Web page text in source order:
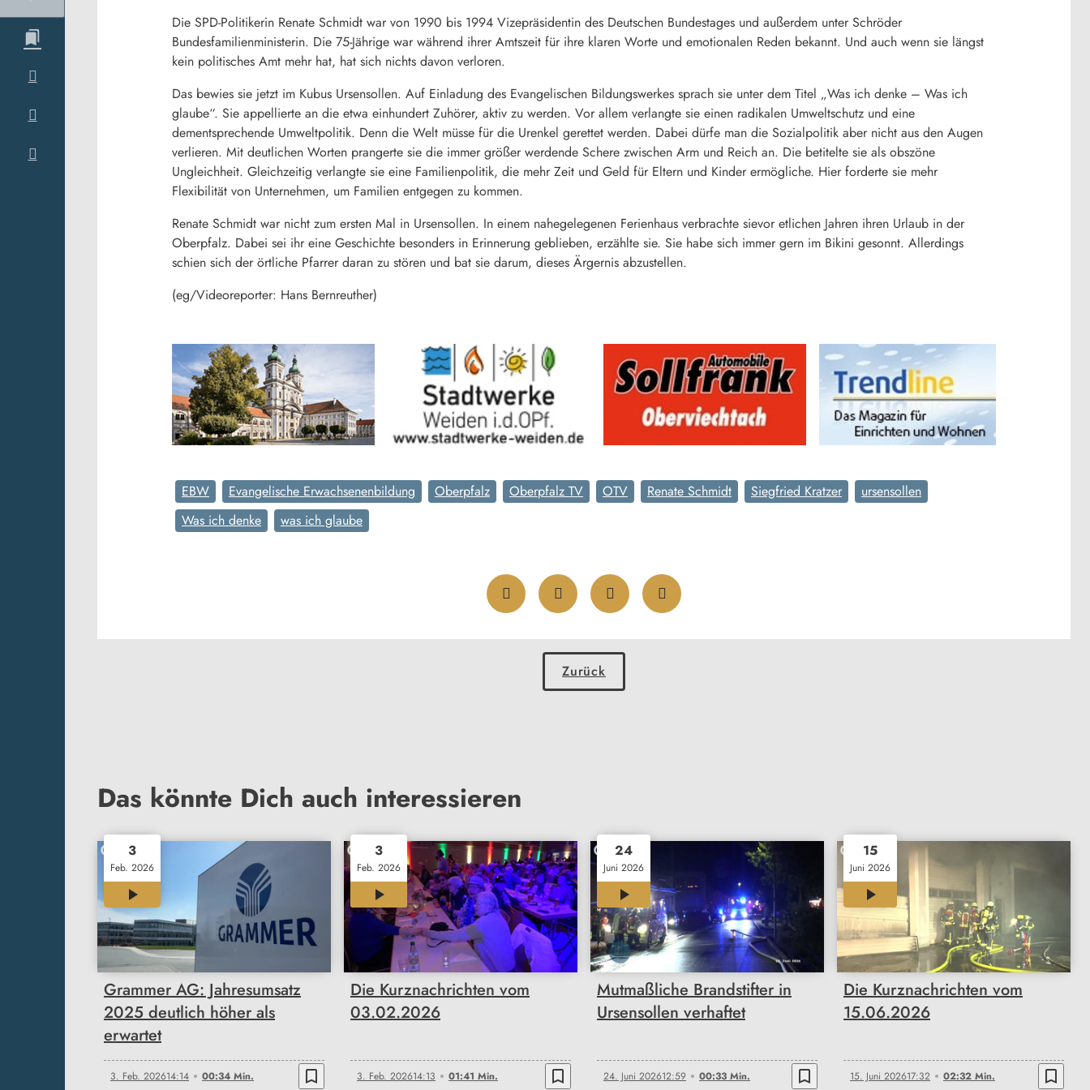
Die SPD-Politikerin Renate Schmidt war von 1990 bis 1994 Vizepräsidentin des Deutschen Bundestages und außerdem unter Schröder
Bundesfamilienministerin. Die 75-Jährige war während ihrer Amtszeit für ihre klaren Worte und emotionalen Reden bekannt. Und auch wenn sie längst
kein politisches Amt mehr hat, hat sich nichts davon verloren.
Das bewies sie jetzt im Kubus Ursensollen. Auf Einladung des Evangelischen Bildungswerkes sprach sie unter dem Titel „Was ich denke – Was ich
glaube“. Sie appellierte an die etwa einhundert Zuhörer, aktiv zu werden. Vor allem verlangte sie einen radikalen Umweltschutz und eine
dementsprechende Umweltpolitik. Denn die Welt müsse für die Urenkel gerettet werden. Dabei dürfe man die Sozialpolitik aber nicht aus den Augen
verlieren. Mit deutlichen Worten prangerte sie die immer größer werdende Schere zwischen Arm und Reich an. Die betitelte sie als obszöne
Ungleichheit. Gleichzeitig verlangte sie eine Familienpolitik, die mehr Zeit und Geld für Eltern und Kinder ermögliche. Hier forderte sie mehr
Flexibilität von Unternehmen, um Familien entgegen zu kommen.
Renate Schmidt war nicht zum ersten Mal in Ursensollen. In einem nahegelegenen Ferienhaus verbrachte sievor etlichen Jahren ihren Urlaub in der
Oberpfalz. Dabei sei ihr eine Geschichte besonders in Erinnerung geblieben, erzählte sie. Sie habe sich immer gern im Bikini gesonnt. Allerdings
schien sich der örtliche Pfarrer daran zu stören und bat sie darum, dieses Ärgernis abzustellen.
(eg/Videoreporter: Hans Bernreuther)
EBW Evangelische Erwachsenenbildung Oberpfalz Oberpfalz TV OTV Renate Schmidt Siegfried Kratzer
ursensollen
Was ich denke
was ich glaube
Zurück
Das könnte Dich auch interessieren
3
Feb. 2026
00:34
Grammer AG: Jahresumsatz
2025 deutlich höher als
erwartet
3. Feb. 202614:14 00:34 Min. bookmark_border
3
Feb. 2026
01:41
Die Kurznachrichten vom
03.02.2026
3. Feb. 202614:13 01:41 Min. bookmark_border
24
Juni 2026
00:33
Mutmaßliche Brandstifter in
Ursensollen verhaftet
24. Juni 202612:59 00:33 Min. bookmark_border
15
Juni 2026
02:32
Die Kurznachrichten vom
15.06.2026
15. Juni 202617:32 02:32 Min. bookmark_border